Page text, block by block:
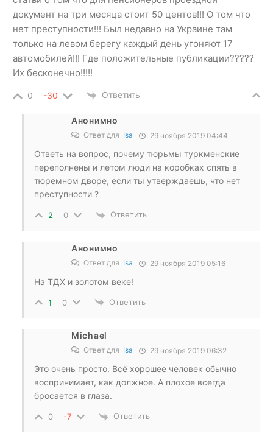
документ на три месяца стоит 50 центов!!! О том что
нет преступности!!! Был недавно на Украине там
только на левом берегу каждый день угоняют 17
автомобилей!!! Где положительные публикации?????
Их бесконечно!!!!!
0 -30 Ответить
Анонимно
Ответ для Isa 29 ноября 2019 04:44
Ответь на вопрос, почему тюрьмы туркменские
переполнены и летом люди на коробках спять в
тюремном дворе, если ты утверждаешь, что нет
преступности ?
2 0 Ответить
Анонимно
Ответ для Isa 29 ноября 2019 05:16
На ТДХ и золотом веке!
1 0 Ответить
Michael
Ответ для Isa 29 ноября 2019 06:32
Это очень просто. Всё хорошее человек обычно
воспринимает, как должное. А плохое всегда
бросается в глаза.
0 -7 Ответить